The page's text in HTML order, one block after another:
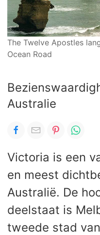
The Twelve Apostles
Ocean Road
Australie
Victoria is een
en meest
Australië. De
deelstaat is
tweede stad